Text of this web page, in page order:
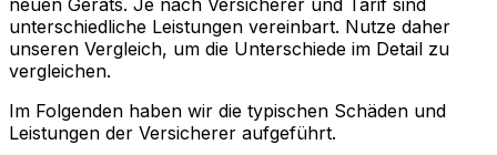
neuen Geräts. Je nach Versicherer und Tarif sind
unterschiedliche Leistungen vereinbart. Nutze daher
unseren Vergleich, um die Unterschiede im Detail zu
vergleichen.
Im Folgenden haben wir die typischen Schäden und
Leistungen der Versicherer aufgeführt.